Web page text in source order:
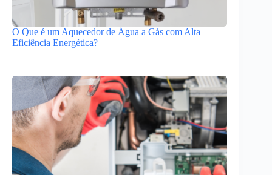
O Que é um Aquecedor de Água a Gás com Alta
Eficiência Energética?